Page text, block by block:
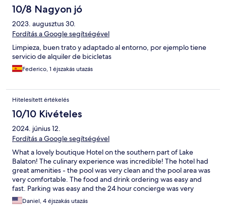
10/8 Nagyon jó
2023. augusztus 30.
Fordítás a Google segítségével
Limpieza, buen trato y adaptado al entorno, por ejemplo tiene
servicio de alquiler de bicicletas
Federico, 1 éjszakás utazás
Hitelesített értékelés
10/10 Kivételes
2024. június 12.
Fordítás a Google segítségével
What a lovely boutique Hotel on the southern part of Lake
Balaton! The culinary experience was incredible! The hotel had
great amenities - the pool was very clean and the pool area was
very comfortable. The food and drink ordering was easy and
fast. Parking was easy and the 24 hour concierge was very
convenient. Highly recommended!
Daniel, 4 éjszakás utazás